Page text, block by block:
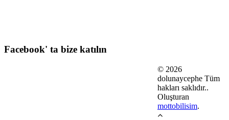
Facebook' ta bize katılın
© 2026
dolunaycephe Tüm
hakları saklıdır..
Oluşturan
mottobilisim.